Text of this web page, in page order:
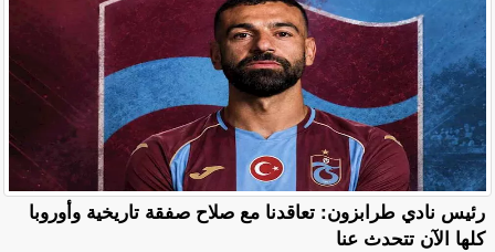
رئيس نادي طرابزون: تعاقدنا مع صلاح صفقة تاريخية وأوروبا
كلها الآن تتحدث عنا